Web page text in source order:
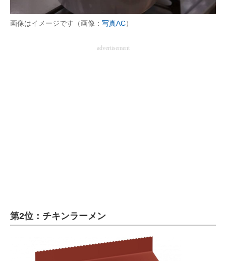
画像はイメージです（画像： 写真AC）
advertisement
第2位：チキンラーメン